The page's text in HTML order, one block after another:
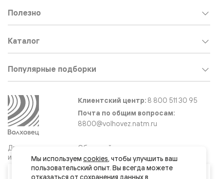
Ваш город
Двери
и интерьерные
решения
Полезно
Каталог
Популярные подборки
Клиентский центр: 8 800 511 30 95
Почта по общим вопросам:
8800@volhovez.natm.ru
Обратный звонок
Мы используем cookies, чтобы улучшить ваш
пользовательский опыт. Вы всегда можете
отказаться от сохранения данных в